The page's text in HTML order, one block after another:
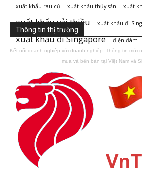
xuất khẩu rau củ xuất khẩu thủy sản xuất
xuất khẩu vải thiều xuất khẩu đi
xuất khẩu đi Singapore điện đàm
Thông tin thị trường
Kết nối doanh nghiệp với doanh nghiệp. Thông tin mới
mua và bên bán tại Việt Nam và